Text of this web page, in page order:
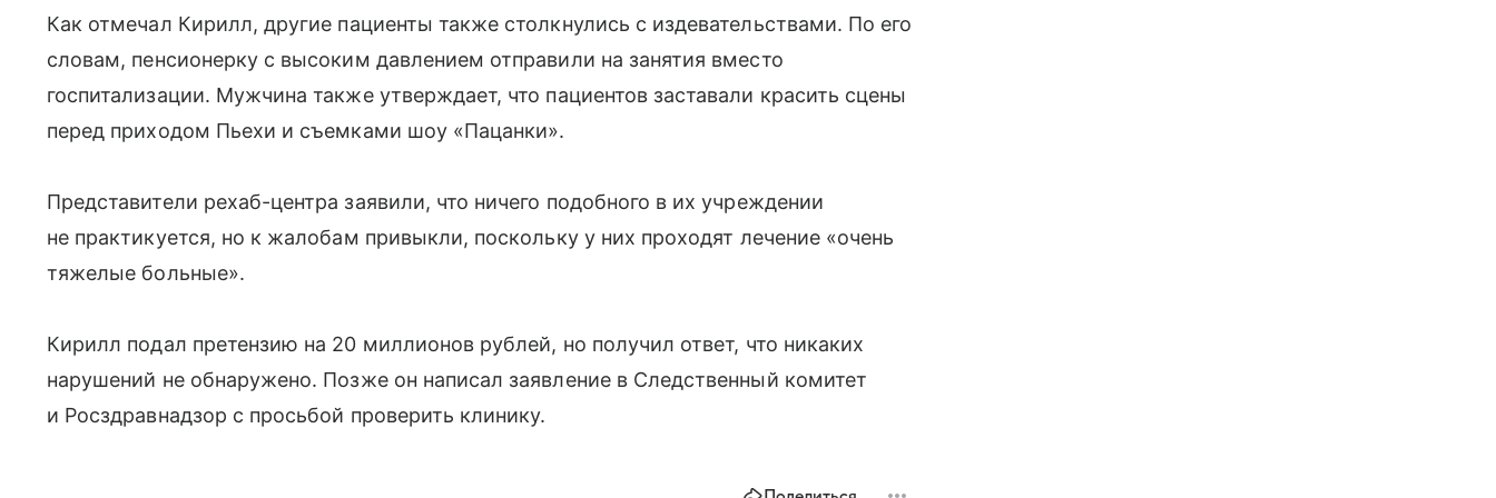
Как отмечал Кирилл, другие пациенты также столкнулись с издевательствами. По его
словам, пенсионерку с высоким давлением отправили на занятия вместо
госпитализации. Мужчина также утверждает, что пациентов заставали красить сцены
перед приходом Пьехи и съемками шоу «Пацанки».
Представители рехаб-центра заявили, что ничего подобного в их учреждении
не практикуется, но к жалобам привыкли, поскольку у них проходят лечение «очень
тяжелые больные».
Кирилл подал претензию на 20 миллионов рублей, но получил ответ, что никаких
нарушений не обнаружено. Позже он написал заявление в Следственный комитет
и Росздравнадзор с просьбой проверить клинику.